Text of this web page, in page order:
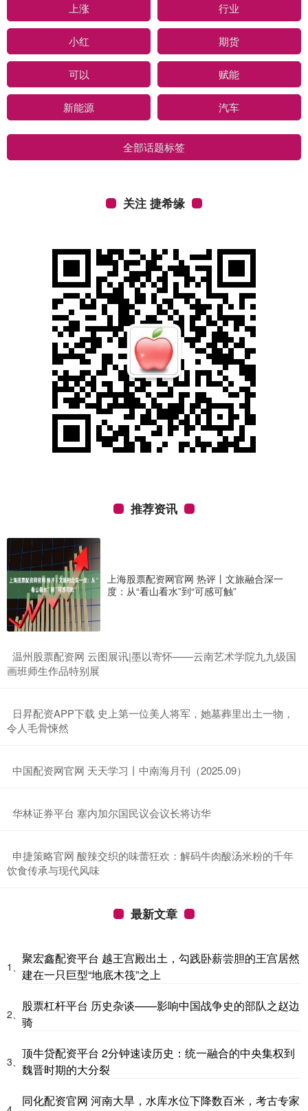
上涨 行业
小红 期货
可以 赋能
新能源 汽车
全部话题标签
关注 捷希缘
推荐资讯
上海股票配资网官网 热评丨文旅融合深一
度：从“看山看水”到“可感可触”
​温州股票配资网 云图展讯|墨以寄怀——云南艺术学院九九级国
画班师生作品特别展
​日昇配资APP下载 史上第一位美人将军，她墓葬里出土一物，
令人毛骨悚然
​中国配资网官网 天天学习丨中南海月刊（2025.09）
​华林证券平台 塞内加尔国民议会议长将访华
​申捷策略官网 酸辣交织的味蕾狂欢：解码牛肉酸汤米粉的千年
饮食传承与现代风味
最新文章
1、
聚宏鑫配资平台 越王宫殿出土，勾践卧薪尝胆的王宫居然
建在一只巨型“地底木筏”之上
2、
股票杠杆平台 历史杂谈——影响中国战争史的部队之赵边
骑
3、
顶牛贷配资平台 2分钟速读历史：统一融合的中央集权到
魏晋时期的大分裂
同化配资官网 河南大旱，水库水位下降数百米，考古专家